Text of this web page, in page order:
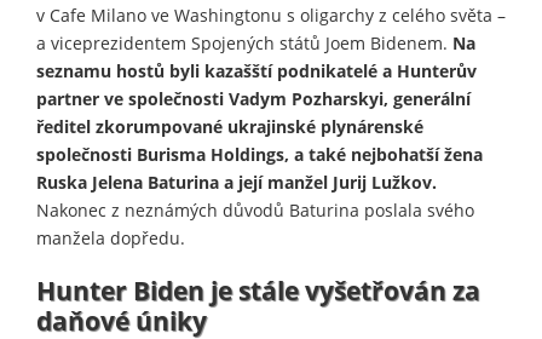
v Cafe Milano ve Washingtonu s oligarchy z celého světa –
a viceprezidentem Spojených států Joem Bidenem. Na
seznamu hostů byli kazašští podnikatelé a Hunterův
partner ve společnosti Vadym Pozharskyi, generální
ředitel zkorumpované ukrajinské plynárenské
společnosti Burisma Holdings, a také nejbohatší žena
Ruska Jelena Baturina a její manžel Jurij Lužkov.
Nakonec z neznámých důvodů Baturina poslala svého
manžela dopředu.
Hunter Biden je stále vyšetřován za
daňové úniky